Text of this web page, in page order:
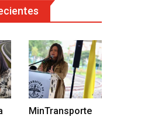
MinTransporte